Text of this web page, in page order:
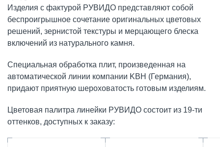
Изделия с фактурой РУВИДО представляют собой
беспроигрышное сочетание оригинальных цветовых
решений, зернистой текстуры и мерцающего блеска
включений из натурального камня.
Специальная обработка плит, произведенная на
автоматической линии компании KBH (Германия),
придают приятную шероховатость готовым изделиям.
Цветовая палитра линейки РУВИДО состоит из 19-ти
оттенков, доступных к заказу: